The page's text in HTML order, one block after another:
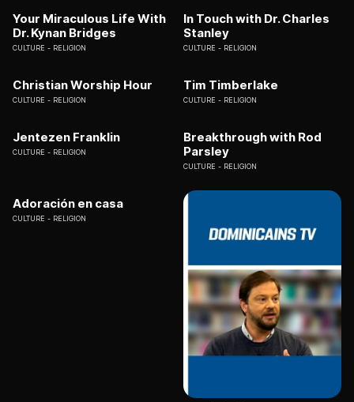
Your Miraculous Life With
Dr. Kynan Bridges
CULTURE RELIGION
In Touch with Dr. Charles
Stanley
CULTURE RELIGION
Christian Worship Hour
CULTURE RELIGION
Tim Timberlake
CULTURE RELIGION
Jentezen Franklin
CULTURE RELIGION
Breakthrough with Rod
Parsley
CULTURE RELIGION
Adoración en casa
CULTURE RELIGION